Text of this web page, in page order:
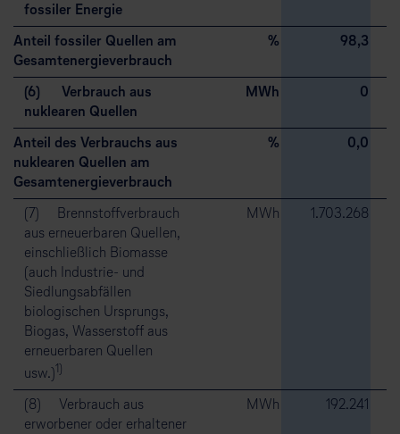
fossiler Energie
Anteil fossiler Quellen am
Gesamtenergieverbrauch
% 98,3
(6) Verbrauch aus
nuklearen Quellen
MWh 0
Anteil des Verbrauchs aus
nuklearen Quellen am
Gesamtenergieverbrauch
% 0,0
(7) Brennstoffverbrauch
aus erneuerbaren Quellen,
einschließlich Biomasse
(auch Industrie- und
Siedlungsabfällen
biologischen Ursprungs,
Biogas, Wasserstoff aus
erneuerbaren Quellen
usw.) 1)
MWh 1.703.268
(8) Verbrauch aus
erworbener oder erhaltener
MWh 192.241